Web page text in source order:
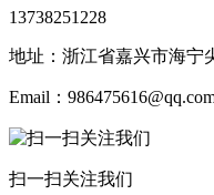
13738251228
地址：浙江省嘉兴市海宁
Email：
扫一扫关注我们